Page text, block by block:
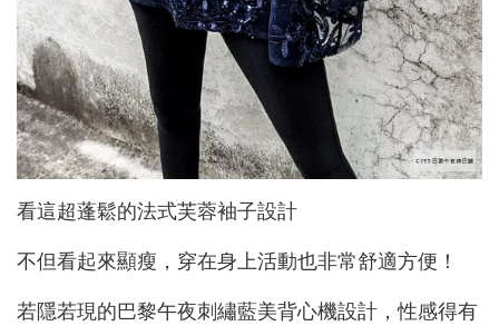
看這超蓬鬆的法式芙蓉袖子設計
不但看起來顯瘦，穿在身上活動也非常舒適方便！
若隱若現的巴黎午夜刺繡藍美背心機設計，性感得有